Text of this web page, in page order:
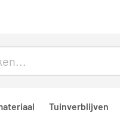
Tuinverblijven